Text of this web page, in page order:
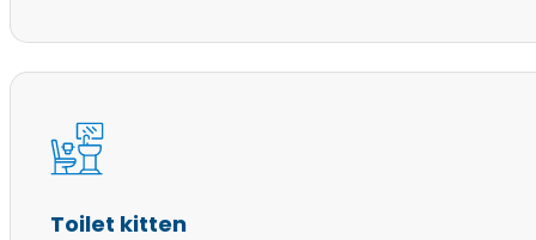
Toilet kitten